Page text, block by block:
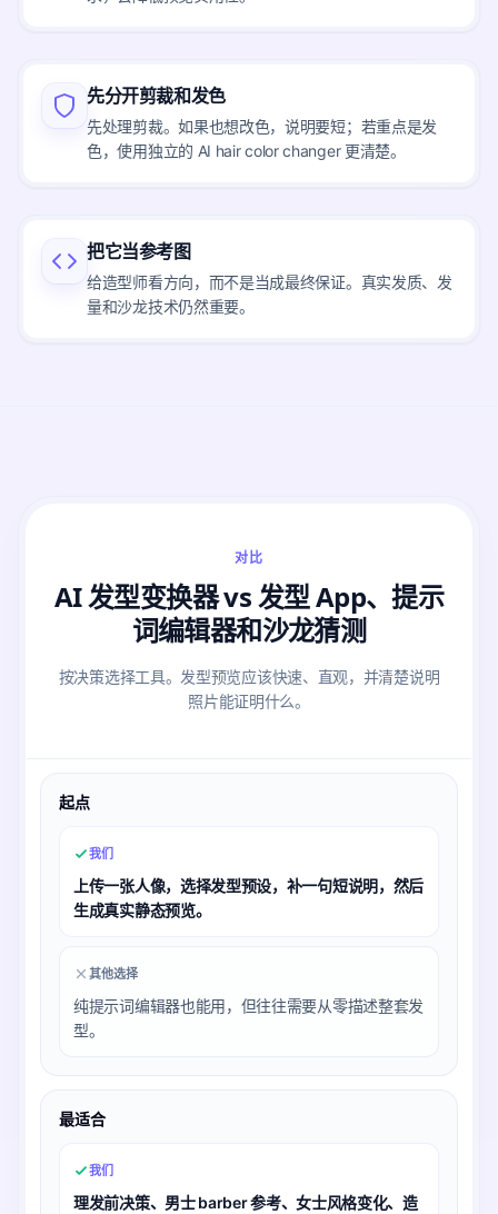
先分开剪裁和发色
先处理剪裁。如果也想改色，说明要短；若重点是发
色，使用独立的 AI hair color changer 更清楚。
把它当参考图
给造型师看方向，而不是当成最终保证。真实发质、发
量和沙龙技术仍然重要。
对比
AI 发型变换器 vs 发型 App、提示
词编辑器和沙龙猜测
按决策选择工具。发型预览应该快速、直观，并清楚说明
照片能证明什么。
起点
我们
上传一张人像，选择发型预设，补一句短说明，然后
生成真实静态预览。
其他选择
纯提示词编辑器也能用，但往往需要从零描述整套发
型。
最适合
我们
理发前决策、男士 barber 参考、女士风格变化、造